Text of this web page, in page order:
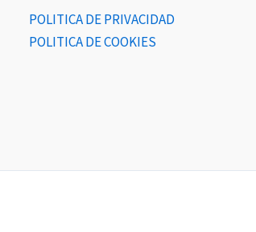
POLITICA DE PRIVACIDAD
POLITICA DE COOKIES